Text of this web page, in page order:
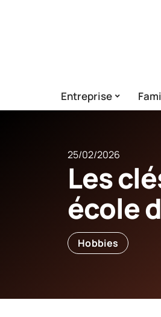
Entreprise
25/02/2026
Les
école
Hobbies